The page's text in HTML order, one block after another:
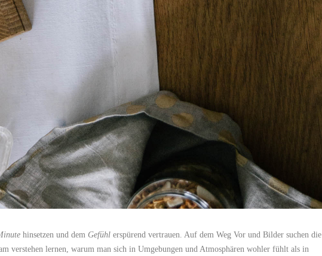
hinsetzen und dem Gefühl erspürend vertrauen. Auf dem Weg Vor und Bilder suchen die
verstehen lernen, warum man sich in Umgebungen und Atmosphären wohler fühlt als in